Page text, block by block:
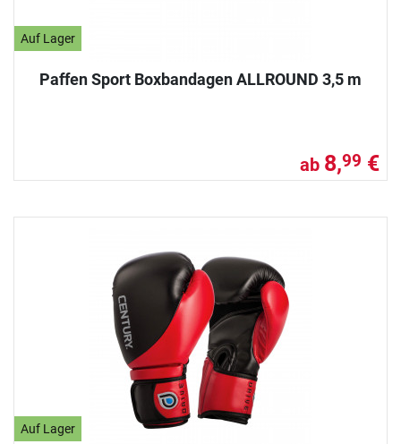
Auf Lager
Paffen Sport Boxbandagen ALLROUND 3,5 m
ab 8,99 €
Auf Lager